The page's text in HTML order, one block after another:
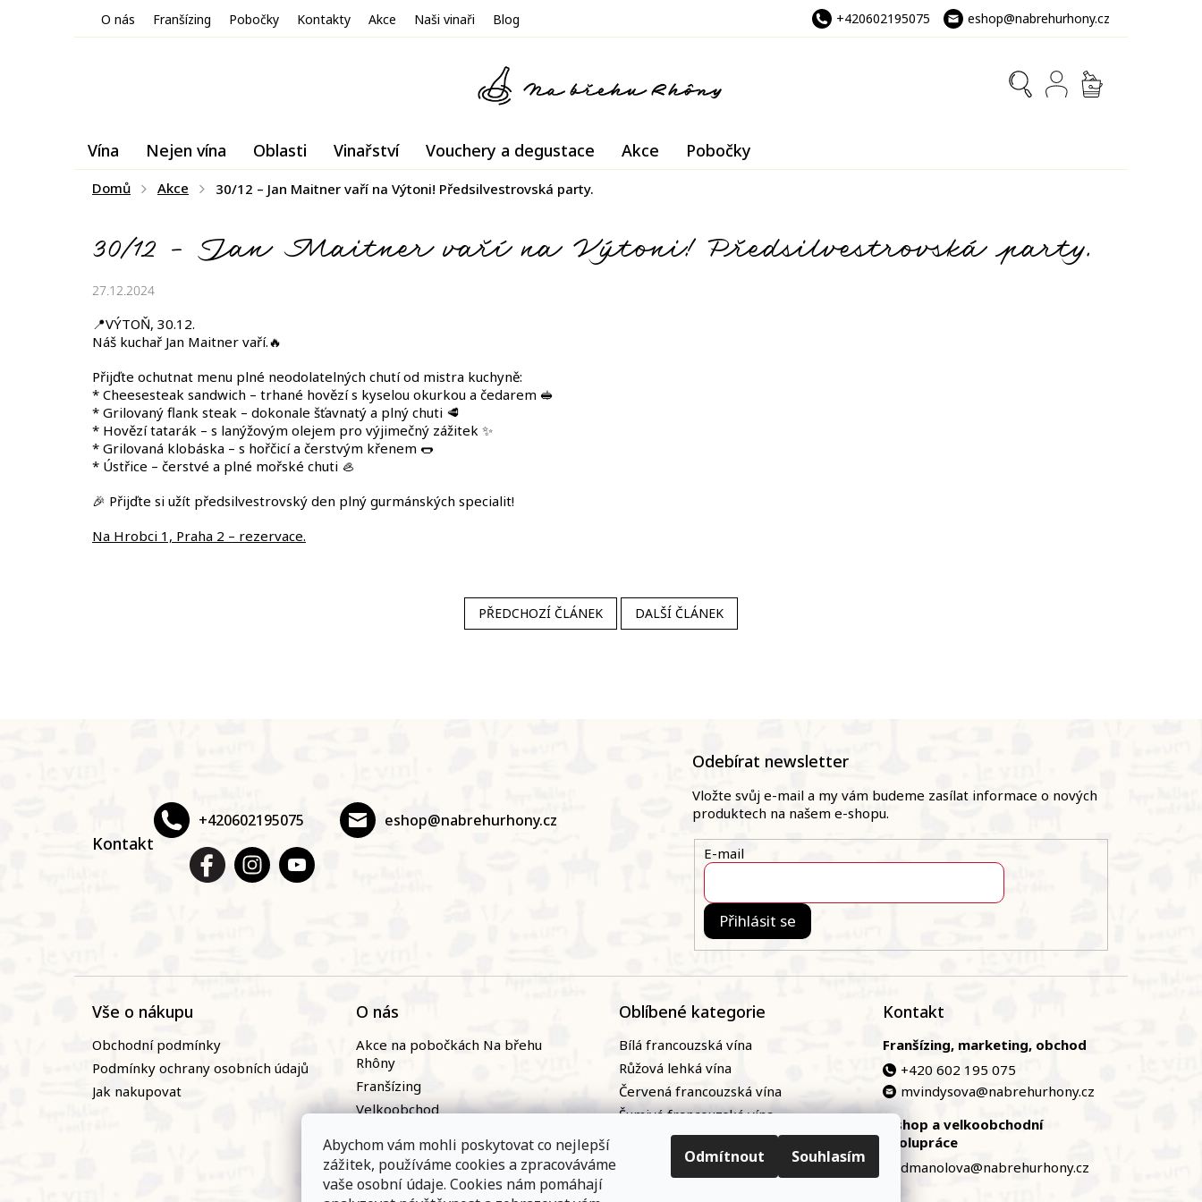
Abychom vám mohli poskytovat co nejlepší
zážitek, používáme cookies a zpracováváme
vaše osobní údaje. Cookies nám pomáhají
Odmítnout Souhlasím
+420602195075 eshop@nabrehurhony.cz
O nás Franšízing Pobočky Kontakty Akce Naši vinaři Blog
NÁKUPNÍ
KOŠÍK
Vína Nejen vína Oblasti Vinařství Vouchery a degustace Akce Pobočky
Domů Akce 30/12 – Jan Maitner vaří na Výtoni! Předsilvestrovská party.
30/12 – Jan Maitner vaří na Výtoni! Předsilvestrovská party.
27.12.2024
📍VÝTOŇ, 30.12.
Náš kuchař Jan Maitner vaří.🔥
Přijďte ochutnat menu plné neodolatelných chutí od mistra kuchyně:
* Cheesesteak sandwich – trhané hovězí s kyselou okurkou a čedarem 🥪
* Grilovaný flank steak – dokonale šťavnatý a plný chuti 🥩
* Hovězí tatarák – s lanýžovým olejem pro výjimečný zážitek ✨
* Grilovaná klobáska – s hořčicí a čerstvým křenem 🌭
* Ústřice – čerstvé a plné mořské chuti 🦪
🎉 Přijďte si užít předsilvestrovský den plný gurmánských specialit!
Na Hrobci 1, Praha 2 – rezervace.
PŘEDCHOZÍ ČLÁNEK DALŠÍ ČLÁNEK
Kontakt
eshop@nabrehurhony.cz
+420602195075
Odebírat newsletter
Vložte svůj e-mail a my vám budeme zasílat informace o nových
produktech na našem e-shopu.
E-mail
Přihlásit se
Vše o nákupu
Obchodní podmínky
Podmínky ochrany osobních údajů
Jak nakupovat
O nás
Akce na pobočkách Na břehu
Rhôny
Franšízing
Velkoobchod
Novinky
Zaměstnání
Oblíbené kategorie
Bílá francouzská vína
Růžová lehká vína
Červená francouzská vína
Šumivá francouzská vína
Naturální / přírodní francouzská
Bag-in-box
Kontakt
Franšízing, marketing, obchod
+420 602 195 075
mvindysova@nabrehurhony.cz
E-shop a velkoobchodní
spolupráce
dmanolova@nabrehurhony.cz